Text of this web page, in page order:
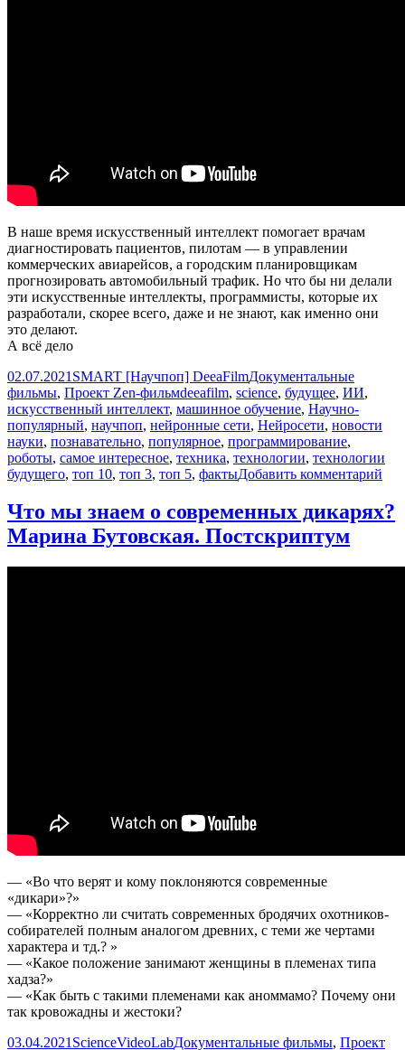
В наше время искусственный интеллект помогает врачам
диагностировать пациентов, пилотам — в управлении
коммерческих авиарейсов, а городским планировщикам
прогнозировать автомобильный трафик. Но что бы ни делали
эти искусственные интеллекты, программисты, которые их
разработали, скорее всего, даже и не знают, как именно они
это делают.
А всё дело
Опубликовано
02.07.2021 Автор
SMART [Научпоп] DeeaFilmРубрики
Документальные
фильмы, Проект Zen-фильмМетки
deeafilm, science, будущее, ИИ,
искусственный интеллект, машинное обучение, Научно-
популярный, научпоп, нейронные сети, Нейросети, новости
науки, познавательно, популярное, программирование,
роботы, самое интересное, техника, технологии, технологии
будущего, топ 10, топ 3, топ 5, фактыДобавить комментарий
Топ
3
Что мы знаем о современных дикарях?
Марина Бутовская. Постскриптум
— «Во что верят и кому поклоняются современные
«дикари»?»
— «Корректно ли считать современных бродячих охотников-
собирателей полным аналогом древних, с теми же чертами
характера и тд.? »
— «Какое положение занимают женщины в племенах типа
хадза?»
— «Как быть с такими племенами как аноммамо? Почему они
так кровожадны и жестоки?
Опубликовано
03.04.2021 Автор
ScienceVideoLabРубрики
Документальные фильмы, Проект